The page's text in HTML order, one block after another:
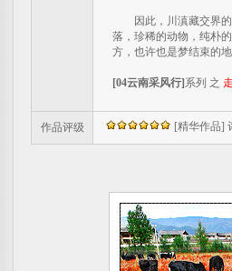
因此，川滇藏交界的
落，珍稀的动物，纯朴
方，也许也是梦结束的
[04云南采风行] 系列 之
作品评级 [精华作品]